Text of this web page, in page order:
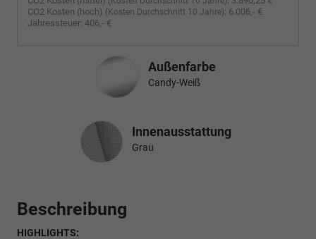
CO2 Kosten (hoch) (Kosten Durchschnitt 10 Jahre): 6.006,- €
Jahressteuer: 406,- €
Außenfarbe
Candy-Weiß
InnenausstattungInnenausstattung
Grau
Beschreibung
HIGHLIGHTS: